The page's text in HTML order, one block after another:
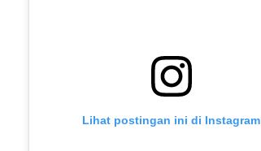
Lihat postingan ini di Instagram